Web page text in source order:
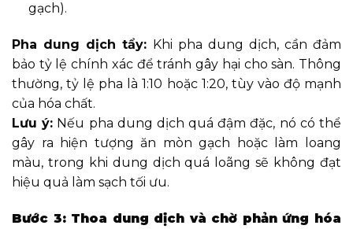
gạch).
Pha dung dịch tẩy: Khi pha dung dịch, cần đảm
bảo tỷ lệ chính xác để tránh gây hại cho sàn. Thông
thường, tỷ lệ pha là 1:10 hoặc 1:20, tùy vào độ mạnh
của hóa chất.
Lưu ý: Nếu pha dung dịch quá đậm đặc, nó có thể
gây ra hiện tượng ăn mòn gạch hoặc làm loang
màu, trong khi dung dịch quá loãng sẽ không đạt
hiệu quả làm sạch tối ưu.
Bước 3: Thoa dung dịch và chờ phản ứng hóa